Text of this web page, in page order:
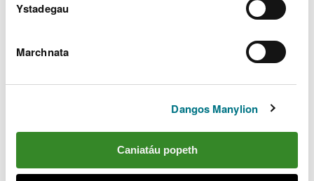
Ystadegau
Marchnata
Dangos Manylion
Caniatáu popeth
Beth ddylech chi wneud yn ystod llifogydd a sut i
Gwirio beth yw’r wybodaeth ddiweddaraf am
Gwiriwch y risg llifogydd pum niwrnod i Gymru
Cofrestru i dderbyn rhybuddion llifogydd yn rhad